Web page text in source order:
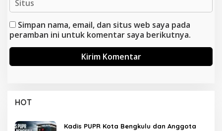
Simpan nama, email, dan situs web saya pada
peramban ini untuk komentar saya berikutnya.
HOT
Kadis PUPR Kota Bengkulu dan Anggota